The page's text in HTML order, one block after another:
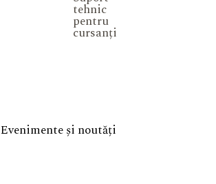
tehnic
pentru
cursanți
Evenimente și noutăți